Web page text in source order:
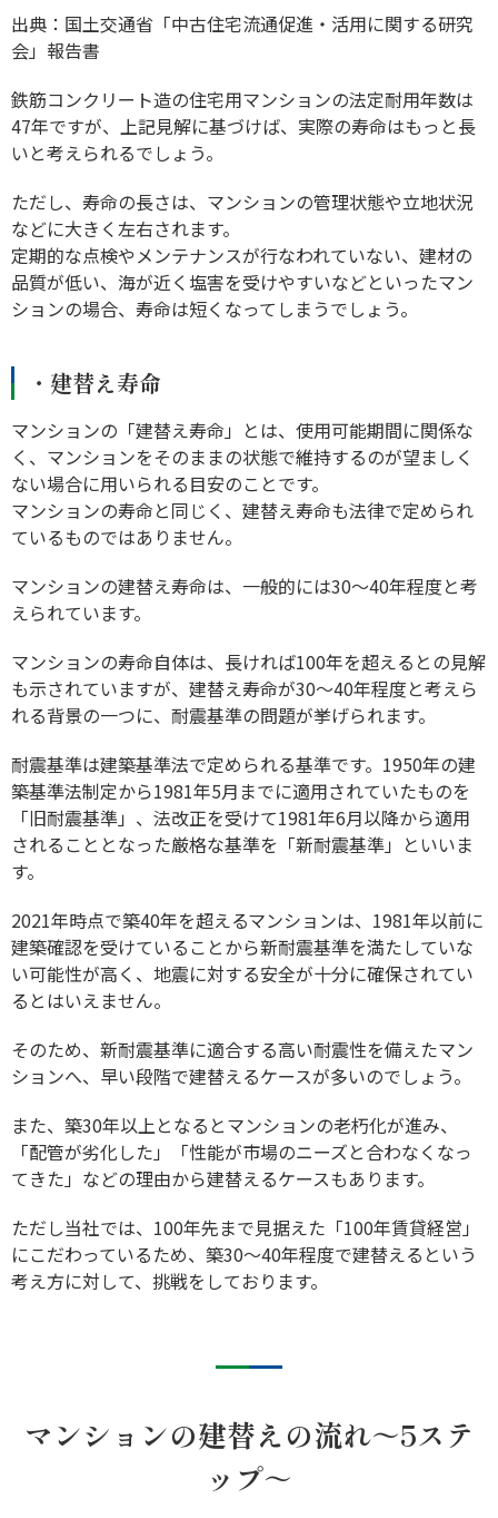
出典：国土交通省「中古住宅流通促進・活用に関する研究
会」報告書
鉄筋コンクリート造の住宅用マンションの法定耐用年数は
47年ですが、上記見解に基づけば、実際の寿命はもっと長
いと考えられるでしょう。
ただし、寿命の長さは、マンションの管理状態や立地状況
などに大きく左右されます。
定期的な点検やメンテナンスが行なわれていない、建材の
品質が低い、海が近く塩害を受けやすいなどといったマン
ションの場合、寿命は短くなってしまうでしょう。
・建替え寿命
マンションの「建替え寿命」とは、使用可能期間に関係な
く、マンションをそのままの状態で維持するのが望ましく
ない場合に用いられる目安のことです。
マンションの寿命と同じく、建替え寿命も法律で定められ
ているものではありません。
マンションの建替え寿命は、一般的には30～40年程度と考
えられています。
マンションの寿命自体は、長ければ100年を超えるとの見解
も示されていますが、建替え寿命が30～40年程度と考えら
れる背景の一つに、耐震基準の問題が挙げられます。
耐震基準は建築基準法で定められる基準です。1950年の建
築基準法制定から1981年5月までに適用されていたものを
「旧耐震基準」、法改正を受けて1981年6月以降から適用
されることとなった厳格な基準を「新耐震基準」といいま
す。
2021年時点で築40年を超えるマンションは、1981年以前に
建築確認を受けていることから新耐震基準を満たしていな
い可能性が高く、地震に対する安全が十分に確保されてい
るとはいえません。
そのため、新耐震基準に適合する高い耐震性を備えたマン
ションへ、早い段階で建替えるケースが多いのでしょう。
また、築30年以上となるとマンションの老朽化が進み、
「配管が劣化した」「性能が市場のニーズと合わなくなっ
てきた」などの理由から建替えるケースもあります。
ただし当社では、100年先まで見据えた「100年賃貸経営」
にこだわっているため、築30～40年程度で建替えるという
考え方に対して、挑戦をしております。
マンションの建替えの流れ～5ステ
ップ～